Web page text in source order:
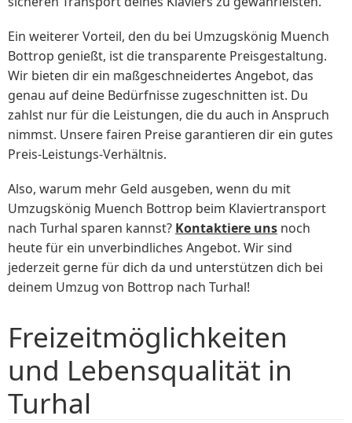
Ein weiterer Vorteil, den du bei Umzugskönig Muench
Bottrop genießt, ist die transparente Preisgestaltung.
Wir bieten dir ein maßgeschneidertes Angebot, das
genau auf deine Bedürfnisse zugeschnitten ist. Du
zahlst nur für die Leistungen, die du auch in Anspruch
nimmst. Unsere fairen Preise garantieren dir ein gutes
Preis-Leistungs-Verhältnis.
Also, warum mehr Geld ausgeben, wenn du mit
Umzugskönig Muench Bottrop beim Klaviertransport
nach Turhal sparen kannst? Kontaktiere uns noch
heute für ein unverbindliches Angebot. Wir sind
jederzeit gerne für dich da und unterstützen dich bei
deinem Umzug von Bottrop nach Turhal!
Freizeitmöglichkeiten
und Lebensqualität in
Turhal